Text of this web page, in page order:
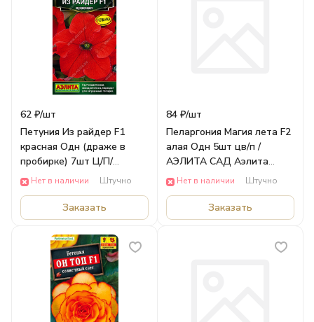
62 ₽/шт
Петуния Из райдер F1
красная Одн (драже в
пробирке) 7шт Ц/П/
АЭЛИТА САД Аэлита
Нет в наличии Штучно
Заказать
84 ₽/шт
Пеларгония Магия лета F2
алая Одн 5шт цв/п /
АЭЛИТА САД Аэлита
ЦВЕТЫ
Нет в наличии Штучно
Заказать